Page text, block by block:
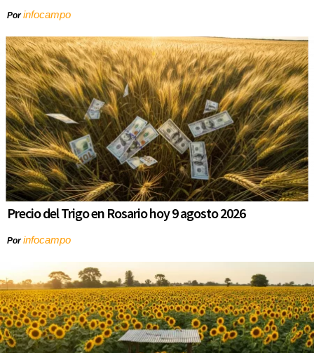
Porinfocampo
Precio del Trigo en Rosario hoy 9 agosto 2026
Porinfocampo